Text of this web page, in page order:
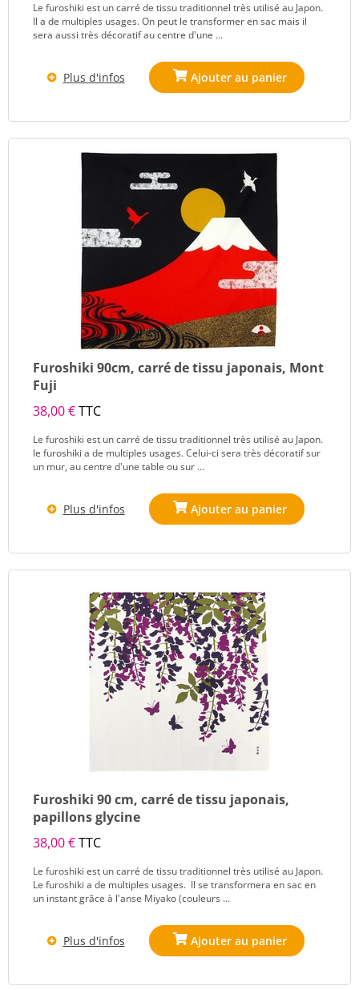
Le furoshiki est un carré de tissu traditionnel très utilisé au Japon.
Il a de multiples usages. On peut le transformer en sac mais il
sera aussi très décoratif au centre d'une ...
Plus d'infos
Furoshiki 90cm, carré de tissu japonais, Mont
Fuji
38,00 €TTC
Le furoshiki est un carré de tissu traditionnel très utilisé au Japon.
le furoshiki a de multiples usages. Celui-ci sera très décoratif sur
un mur, au centre d'une table ou sur ...
Plus d'infos
Furoshiki 90 cm, carré de tissu japonais,
papillons glycine
38,00 €TTC
Le furoshiki est un carré de tissu traditionnel très utilisé au Japon.
Le furoshiki a de multiples usages. Il se transformera en sac en
un instant grâce à l'anse Miyako (couleurs ...
Plus d'infos